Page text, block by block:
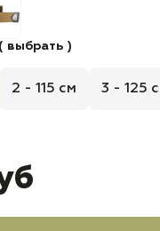
выбрать )
2 - 115 см 3 - 125